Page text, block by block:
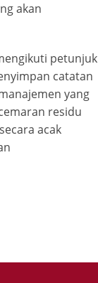
akan
petunjuk
catatan
yang
residu
acak